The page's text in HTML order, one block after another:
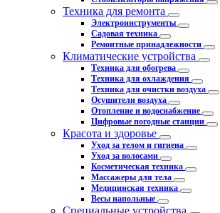
Техника для ремонта
Электроинструменты
Садовая техника
Ремонтные принадлежности
Климатические устройства
Техника для обогрева
Техника для охлаждения
Техника для очистки воздуха
Осушители воздуха
Отопление и водоснабжение
Цифровые погодные станции
Красота и здоровье
Уход за телом и гигиена
Уход за волосами
Косметическая техника
Массажеры для тела
Медицинская техника
Весы напольные